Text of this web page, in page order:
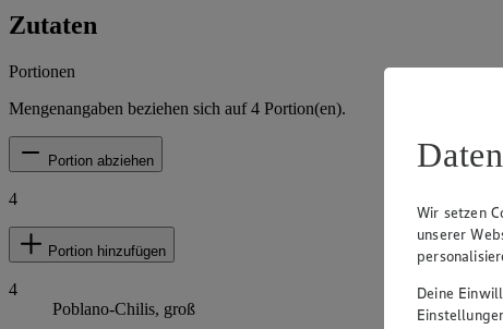
Zutaten
Portionen
Mengenangaben beziehen sich auf4 Portion(en).
Portion abziehen
4
Portion hinzufügen
4
Poblano-Chilis, groß
Wir setzen
unserer
Deine